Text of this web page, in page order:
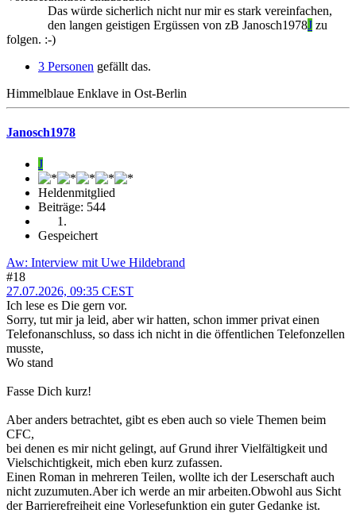
Das würde sicherlich nicht nur mir es stark vereinfachen,
den langen geistigen Ergüssen von zB Janosch1978J zu
folgen. :-)
3 Personen gefällt das.
Himmelblaue Enklave in Ost-Berlin
Janosch1978
J
Heldenmitglied
Beiträge: 544
Gespeichert
Aw: Interview mit Uwe Hildebrand
#18
27.07.2026, 09:35 CEST
Ich lese es Die gern vor.
Sorry, tut mir ja leid, aber wir hatten, schon immer privat einen
Telefonanschluss, so dass ich nicht in die öffentlichen Telefonzellen
musste,
Wo stand
Fasse Dich kurz!
Aber anders betrachtet, gibt es eben auch so viele Themen beim
CFC,
bei denen es mir nicht gelingt, auf Grund ihrer Vielfältigkeit und
Vielschichtigkeit, mich eben kurz zufassen.
Einen Roman in mehreren Teilen, wollte ich der Leserschaft auch
nicht zuzumuten.Aber ich werde an mir arbeiten.Obwohl aus Sicht
der Barrierefreiheit eine Vorlesefunktion ein guter Gedanke ist.